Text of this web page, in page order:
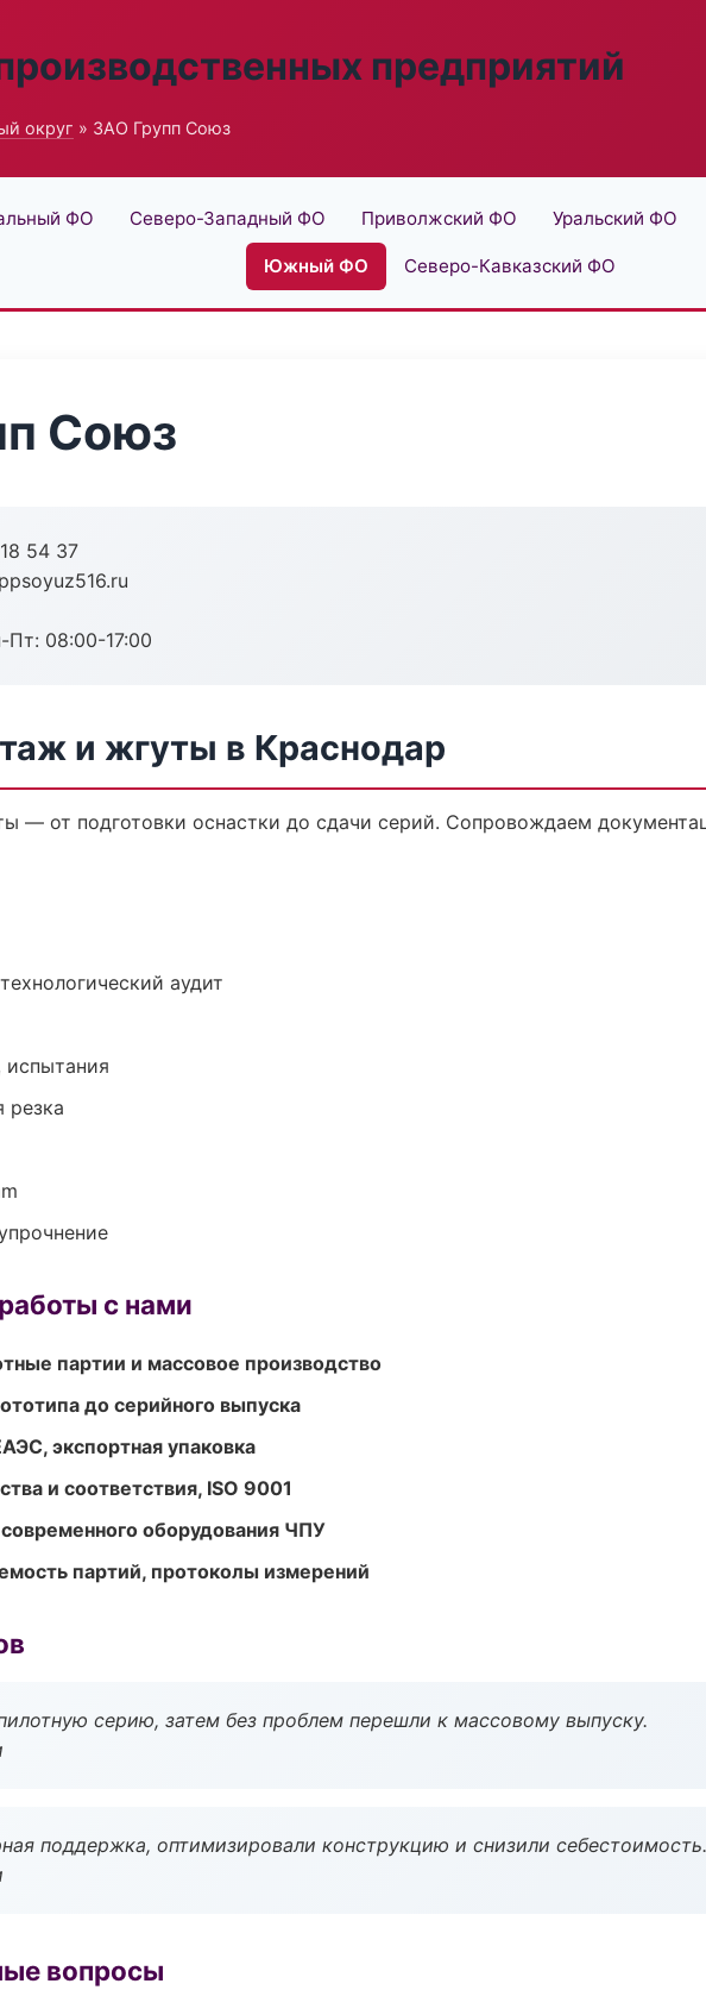
предприятий
округ » ЗАО Групп Союз
ФО Северо-Западный ФО Приволжский ФО Уральский ФО
Южный ФО Северо-Кавказский ФО
Союз
54 37
Пт: 08:00-17:00
и жгуты в Краснодар
— от подготовки оснастки до сдачи серий. Сопровождаем
аудит
испытания
резка
с нами
партии и массовое производство
до серийного выпуска
экспортная упаковка
и соответствия, ISO 9001
оборудования ЧПУ
партий, протоколы измерений
серию, затем без проблем перешли к массовому выпуску.
поддержка, оптимизировали конструкцию и снизили себестоимость.
вопросы